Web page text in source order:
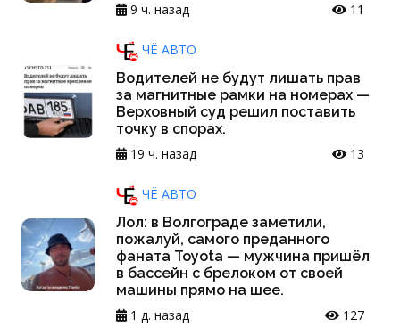
9 ч. назад
11
ЧЁ АВТО
Водителей не будут лишать прав
за магнитные рамки на номерах —
Верховный суд решил поставить
точку в спорах.
19 ч. назад
13
ЧЁ АВТО
Лол: в Волгограде заметили,
пожалуй, самого преданного
фаната Toyota — мужчина пришёл
в бассейн с брелоком от своей
машины прямо на шее.
1 д. назад
127